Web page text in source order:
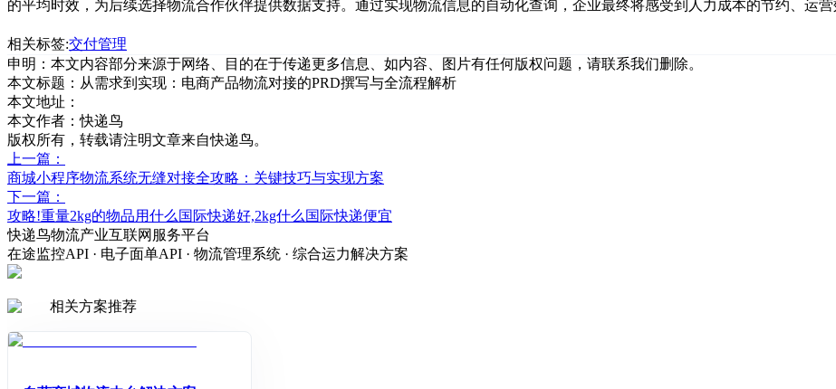
的平均时效，为后续选择物流合作伙伴提供数据支持。通过实现物流信息的自动化查询，企业最终将感受到人力成本的节约、运
相关标签:交付管理
申明：本文内容部分来源于网络、目的在于传递更多信息、如内容、图片有任何版权问题，请联系我们删除。
本文标题： 从需求到实现：电商产品物流对接的PRD撰写与全流程解析
本文地址：
本文作者：快递鸟
版权所有，转载请注明文章来自快递鸟。
上一篇：
商城小程序物流系统无缝对接全攻略：关键技巧与实现方案
下一篇：
攻略!重量2kg的物品用什么国际快递好,2kg什么国际快递便宜
快递鸟物流产业互联网服务平台
在途监控API · 电子面单API · 物流管理系统 · 综合运力解决方案
相关方案推荐